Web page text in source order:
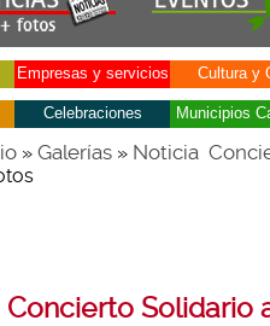
Empresas y servicios Cultura y
Celebraciones Municipios
» Galerías» Noticia
Concierto Solidario